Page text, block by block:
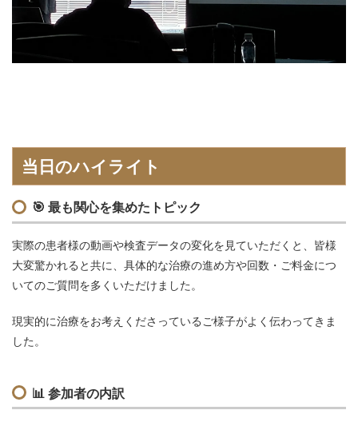
当日のハイライト
🎯 最も関心を集めたトピック
実際の患者様の動画や検査データの変化を見ていただくと、皆様
大変驚かれると共に、具体的な治療の進め方や回数・ご料金につ
いてのご質問を多くいただけました。
現実的に治療をお考えくださっているご様子がよく伝わってきま
した。
📊 参加者の内訳